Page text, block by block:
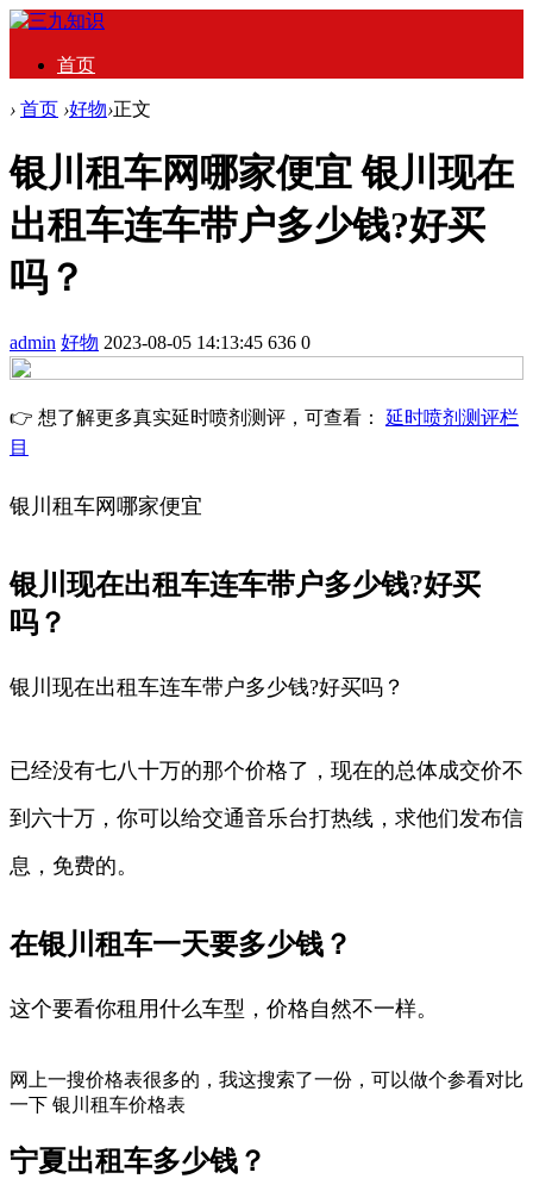
首页
› 首页 ›好物›正文
银川租车网哪家便宜 银川现在
出租车连车带户多少钱?好买
吗？
admin 好物 2023-08-05 14:13:45 636 0
👉 想了解更多真实延时喷剂测评，可查看： 延时喷剂测评栏
目
银川租车网哪家便宜
银川现在出租车连车带户多少钱?好买
吗？
银川现在出租车连车带户多少钱?好买吗？
已经没有七八十万的那个价格了，现在的总体成交价不
到六十万，你可以给交通音乐台打热线，求他们发布信
息，免费的。
在银川租车一天要多少钱？
这个要看你租用什么车型，价格自然不一样。
网上一搜价格表很多的，我这搜索了一份，可以做个参看对比
一下 银川租车价格表
宁夏出租车多少钱？